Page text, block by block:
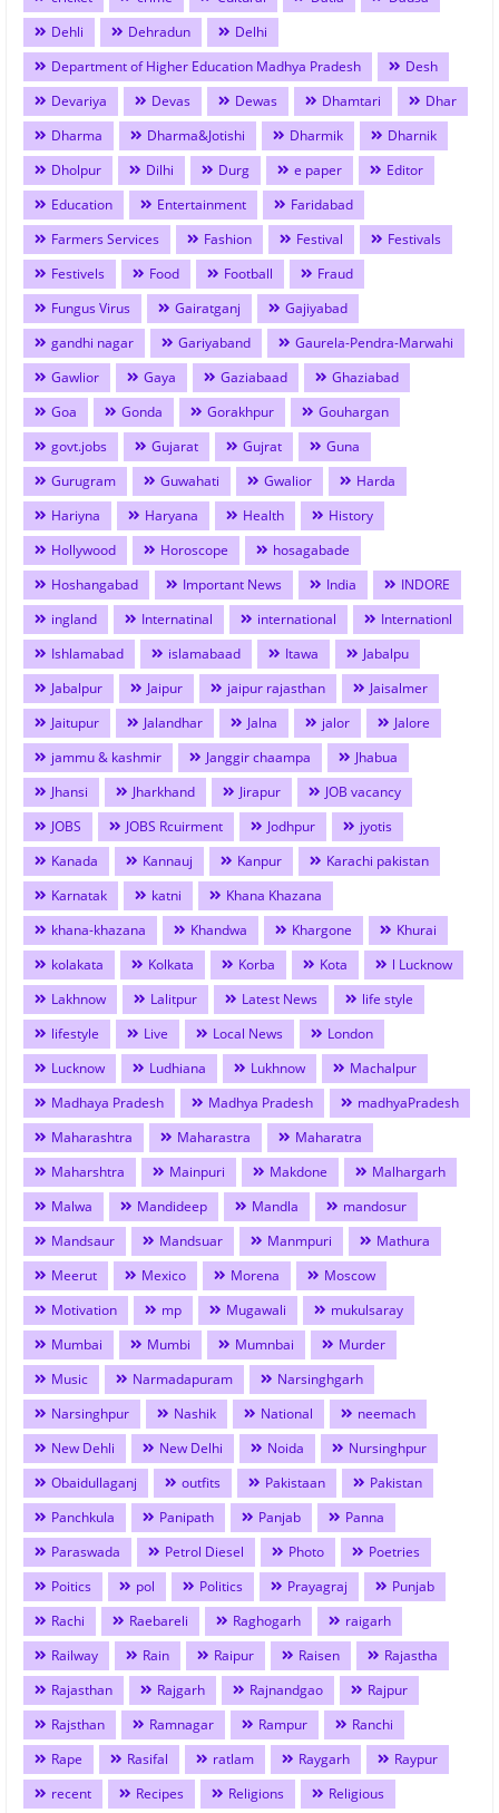
Dehli
Dehradun
Delhi
Department of Higher Education Madhya Pradesh
Desh
Devariya
Devas Dewas Dhamtari
Dhar
Dharma
Dharma&Jotishi Dharmik
Dharnik
Dholpur
Dilhi Durg e paper
Editor
Education
Entertainment
Faridabad
Farmers Services
Fashion Festival
Festivals
Festivels
Food Football
Fraud
Fungus Virus
Gairatganj
Gajiyabad
gandhi nagar
Gariyaband
Gaurela-Pendra-Marwahi
Gawlior
Gaya Gaziabaad
Ghaziabad
Goa
Gonda Gorakhpur
Gouhargan
govt.jobs
Gujarat Gujrat
Guna
Gurugram
Guwahati Gwalior
Harda
Hariyna
Haryana Health
History
Hollywood
Horoscope
hosagabade
Hoshangabad
Important News India
INDORE
ingland
Internatinal international
Internationl
Ishlamabad
islamabaad Itawa
Jabalpu
Jabalpur
Jaipur jaipur rajasthan
Jaisalmer
Jaitupur
Jalandhar Jalna jalor
Jalore
jammu & kashmir
Janggir chaampa
Jhabua
Jhansi
Jharkhand Jirapur
JOB vacancy
JOBS
JOBS Rcuirment Jodhpur
jyotis
Kanada
Kannauj Kanpur
Karachi pakistan
Karnatak
katni
Khana Khazana
khana-khazana
Khandwa Khargone
Khurai
kolakata
Kolkata Korba Kota
l Lucknow
Lakhnow
Lalitpur Latest News
life style
lifestyle
Live Local News
London
Lucknow
Ludhiana Lukhnow
Machalpur
Madhaya Pradesh
Madhya Pradesh
madhyaPradesh
Maharashtra
Maharastra
Maharatra
Maharshtra
Mainpuri Makdone
Malhargarh
Malwa
Mandideep Mandla
mandosur
Mandsaur
Mandsuar Manmpuri
Mathura
Meerut
Mexico Morena
Moscow
Motivation
mp Mugawali
mukulsaray
Mumbai
Mumbi Mumnbai
Murder
Music
Narmadapuram
Narsinghgarh
Narsinghpur
Nashik National
neemach
New Dehli
New Delhi Noida
Nursinghpur
Obaidullaganj
outfits Pakistaan
Pakistan
Panchkula
Panipath Panjab
Panna
Paraswada
Petrol Diesel Photo
Poetries
Poitics
pol Politics Prayagraj
Punjab
Rachi
Raebareli Raghogarh
raigarh
Railway
Rain Raipur Raisen
Rajastha
Rajasthan
Rajgarh Rajnandgao
Rajpur
Rajsthan
Ramnagar Rampur
Ranchi
Rape
Rasifal ratlam Raygarh
Raypur
recent
Recipes Religions
Religious